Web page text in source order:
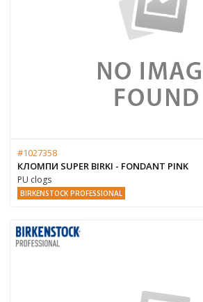
#1027358
КЛОМПИ SUPER BIRKI - FONDANT PINK
PU clogs
BIRKENSTOCK PROFESSIONAL